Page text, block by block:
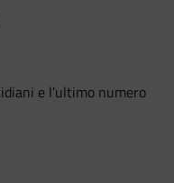
e l’ultimo numero